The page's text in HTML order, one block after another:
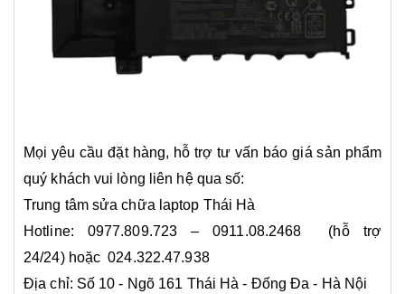
Mọi yêu cầu đặt hàng, hỗ trợ tư vấn báo giá sản phẩm
quý khách vui lòng liên hệ qua số:
Trung tâm sửa chữa laptop Thái Hà
Hotline: 0977.809.723 – 0911.08.2468 (hỗ trợ
24/24) hoặc 024.322.47.938
Địa chỉ: Số 10 - Ngõ 161 Thái Hà - Đống Đa - Hà Nội